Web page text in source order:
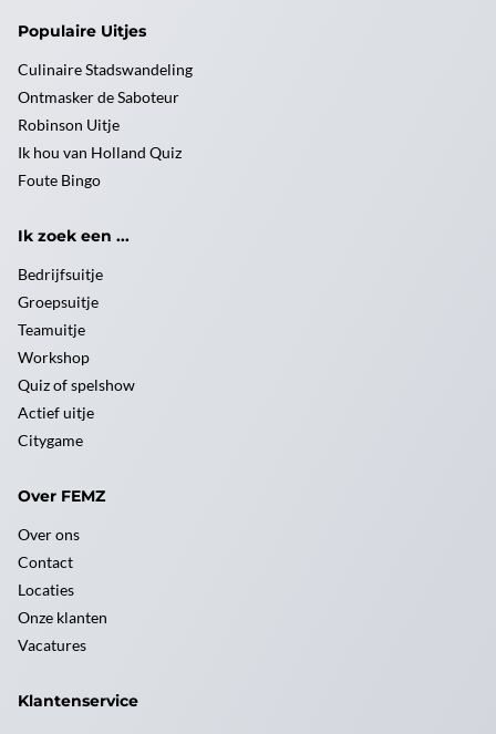
Populaire Uitjes
Culinaire Stadswandeling
Ontmasker de Saboteur
Robinson Uitje
Ik hou van Holland Quiz
Foute Bingo
Ik zoek een ...
Bedrijfsuitje
Groepsuitje
Teamuitje
Workshop
Quiz of spelshow
Actief uitje
Citygame
Over FEMZ
Over ons
Contact
Locaties
Onze klanten
Vacatures
Klantenservice